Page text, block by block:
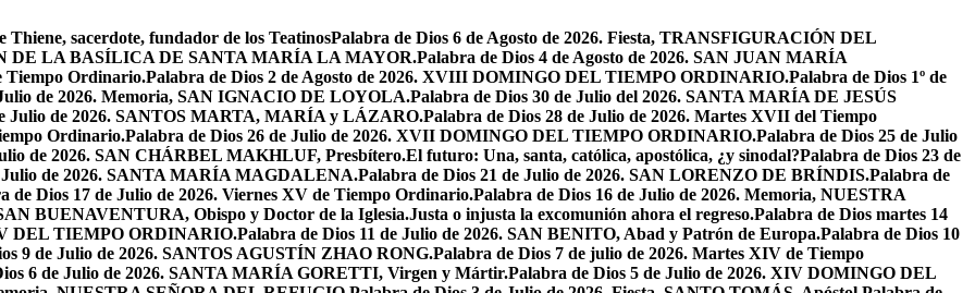
Thiene, sacerdote, fundador de los TeatinosPalabra de Dios 6 de Agosto de 2026. Fiesta, TRANSFIGURACIÓN DEL
DE LA BASÍLICA DE SANTA MARÍA LA MAYOR.Palabra de Dios 4 de Agosto de 2026. SAN JUAN MARÍA
Tiempo Ordinario.Palabra de Dios 2 de Agosto de 2026. XVIII DOMINGO DEL TIEMPO ORDINARIO.Palabra de Dios 1º de
de 2026. Memoria, SAN IGNACIO DE LOYOLA.Palabra de Dios 30 de Julio del 2026. SANTA MARÍA DE JESÚS
Julio de 2026. SANTOS MARTA, MARÍA y LÁZARO.Palabra de Dios 28 de Julio de 2026. Martes XVII del Tiempo
Ordinario.Palabra de Dios 26 de Julio de 2026. XVII DOMINGO DEL TIEMPO ORDINARIO.Palabra de Dios 25 de Julio
de 2026. SAN CHÁRBEL MAKHLUF, Presbítero.El futuro: Una, santa, católica, apostólica, ¿y sinodal?Palabra de Dios 23 de
Julio de 2026. SANTA MARÍA MAGDALENA.Palabra de Dios 21 de Julio de 2026. SAN LORENZO DE BRÍNDIS.Palabra de
de Dios 17 de Julio de 2026. Viernes XV de Tiempo Ordinario.Palabra de Dios 16 de Julio de 2026. Memoria, NUESTRA
BUENAVENTURA, Obispo y Doctor de la Iglesia.Justa o injusta la excomunión ahora el regreso.Palabra de Dios martes 14
DEL TIEMPO ORDINARIO.Palabra de Dios 11 de Julio de 2026. SAN BENITO, Abad y Patrón de Europa.Palabra de Dios 10
9 de Julio de 2026. SANTOS AGUSTÍN ZHAO RONG.Palabra de Dios 7 de julio de 2026. Martes XIV de Tiempo
6 de Julio de 2026. SANTA MARÍA GORETTI, Virgen y Mártir.Palabra de Dios 5 de Julio de 2026. XIV DOMINGO DEL